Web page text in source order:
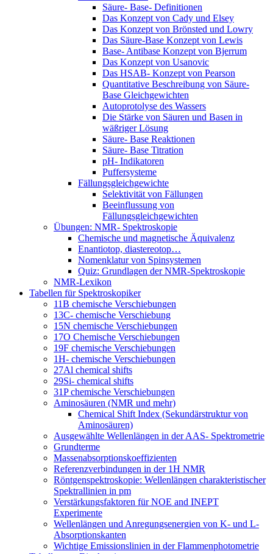
Säure- Base- Definitionen
Das Konzept von Cady und Elsey
Das Konzept von Brönsted und Lowry
Das Säure-Base Konzept von Lewis
Base- Antibase Konzept von Bjerrum
Das Konzept von Usanovic
Das HSAB- Konzept von Pearson
Quantitative Beschreibung von Säure-
Base Gleichgewichten
Autoprotolyse des Wassers
Die Stärke von Säuren und Basen in
wäßriger Lösung
Säure- Base Reaktionen
Säure- Base Titration
pH- Indikatoren
Puffersysteme
Fällungsgleichgewichte
Selektivität von Fällungen
Beeinflussung von
Fällungsgleichgewichten
Übungen: NMR- Spektroskopie
Chemische und magnetische Äquivalenz
Enantiotop, diastereotop…
Nomenklatur von Spinsystemen
Quiz: Grundlagen der NMR-Spektroskopie
NMR-Lexikon
Tabellen für Spektroskopiker
11B chemische Verschiebungen
13C- chemische Verschiebung
15N chemische Verschiebungen
17O Chemische Verschiebungen
19F chemische Verschiebungen
1H- chemische Verschiebungen
27Al chemical shifts
29Si- chemical shifts
31P chemische Verschiebungen
Aminosäuren (NMR und mehr)
Chemical Shift Index (Sekundärstruktur von
Aminosäuren)
Ausgewählte Wellenlängen in der AAS- Spektrometrie
Grundterme
Massenabsorptionskoeffizienten
Referenzverbindungen in der 1H NMR
Röntgenspektroskopie: Wellenlängen charakteristischer
Spektrallinien in pm
Verstärkungsfaktoren für NOE and INEPT
Experimente
Wellenlängen und Anregungsenergien von K- und L-
Absorptionskanten
Wichtige Emissionslinien in der Flammenphotometrie